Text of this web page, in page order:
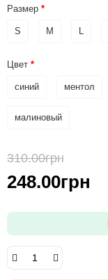
Размер
S M L
Цвет
синий ментол
малиновый
310.00грн
248.00грн